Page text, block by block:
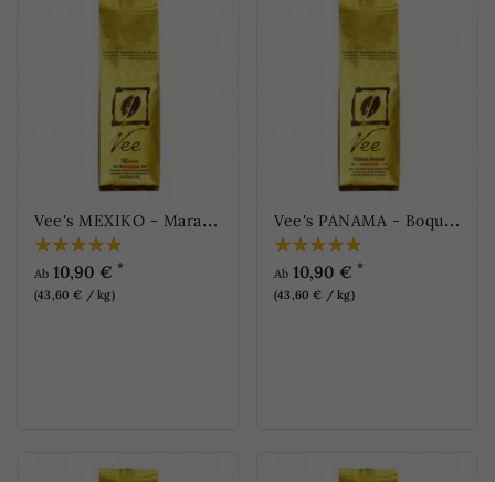
V
ee's MEXIKO - Maragogype
Ab 10,90 € *
(43,60 € / kg)
V
ee's PANAMA - Boquete Grand Reserva
Ab 10,90 € *
(43,60 € / kg)